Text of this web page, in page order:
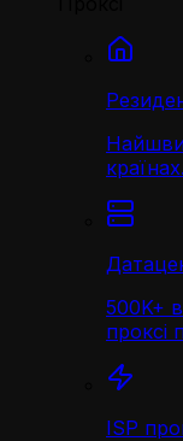
країнах.
500K+
проксі
ISP